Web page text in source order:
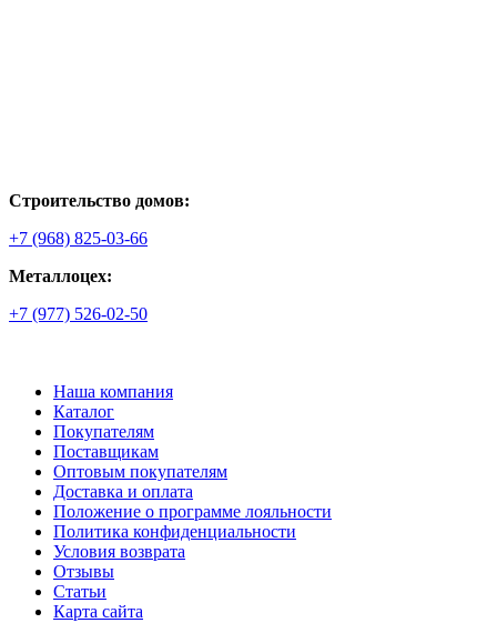
Строительство домов:
+7 (968) 825-03-66
Металлоцех:
+7 (977) 526-02-50
Наша компания
Каталог
Покупателям
Поставщикам
Оптовым покупателям
Доставка и оплата
Положение о программе лояльности
Политика конфиденциальности
Условия возврата
Отзывы
Статьи
Карта сайта